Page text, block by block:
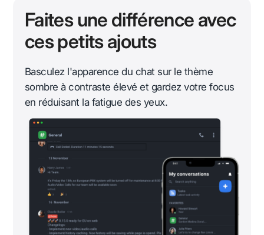
Faites une différence avec
ces petits ajouts
Basculez l'apparence du chat sur le thème
sombre à contraste élevé et gardez votre focus
en réduisant la fatigue des yeux.